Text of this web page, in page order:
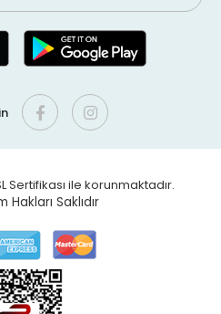
Sertifikası ile korunmaktadır.
Hakları Saklıdır